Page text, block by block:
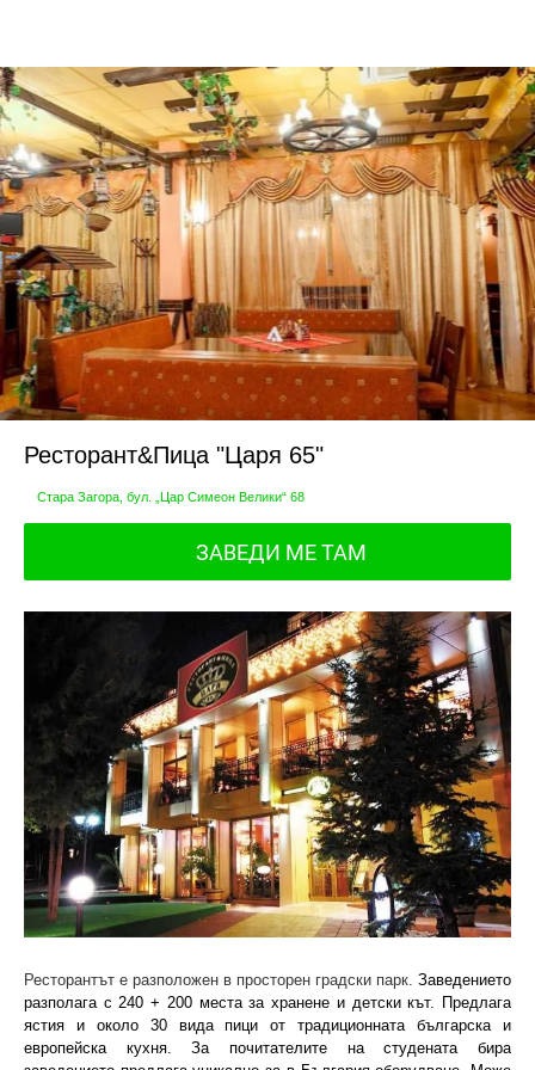
Ресторант&Пица "Царя 65"
Стара Загора, бул. „Цар Симеон Велики“ 68
ЗАВЕДИ МЕ ТАМ
Ресторантът е разположен в просторен градски парк. Заведението
разполага с 240 + 200 места за хранене и детски кът. Предлага
ястия и около 30 вида пици от традиционната българска и
европейска кухня. За почитателите на студената бира